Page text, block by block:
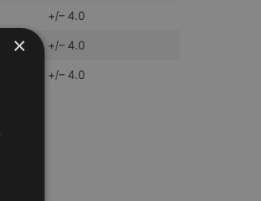
+/– 4.0
+/– 4.0
+/– 4.0
×